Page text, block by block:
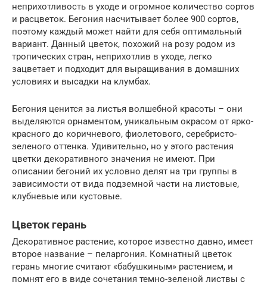
неприхотливость в уходе и огромное количество сортов
и расцветок. Бегония насчитывает более 900 сортов,
поэтому каждый может найти для себя оптимальный
вариант. Данный цветок, похожий на розу родом из
тропических стран, неприхотлив в уходе, легко
зацветает и подходит для выращивания в домашних
условиях и высадки на клумбах.
Бегония ценится за листья волшебной красоты – они
выделяются орнаментом, уникальным окрасом от ярко-
красного до коричневого, фиолетового, серебристо-
зеленого оттенка. Удивительно, но у этого растения
цветки декоративного значения не имеют. При
описании бегоний их условно делят на три группы в
зависимости от вида подземной части на листовые,
клубневые или кустовые.
Цветок герань
Декоративное растение, которое известно давно, имеет
второе название – пеларгония. Комнатный цветок
герань многие считают «бабушкиным» растением, и
помнят его в виде сочетания темно-зеленой листвы с